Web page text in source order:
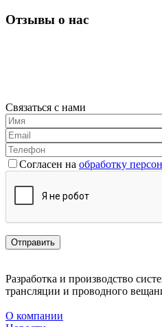
Отзывы о нас
Связаться с нами
Согласен на обработку
Разработка и производство
трансляции и проводного
О компании